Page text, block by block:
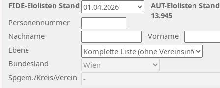
Nachname
Vorname
Ebene
Personennummer
Bundesland
Spgem./Kreis/Verein
AUT-Elolisten
13.945
FIDE-Elolisten Stand